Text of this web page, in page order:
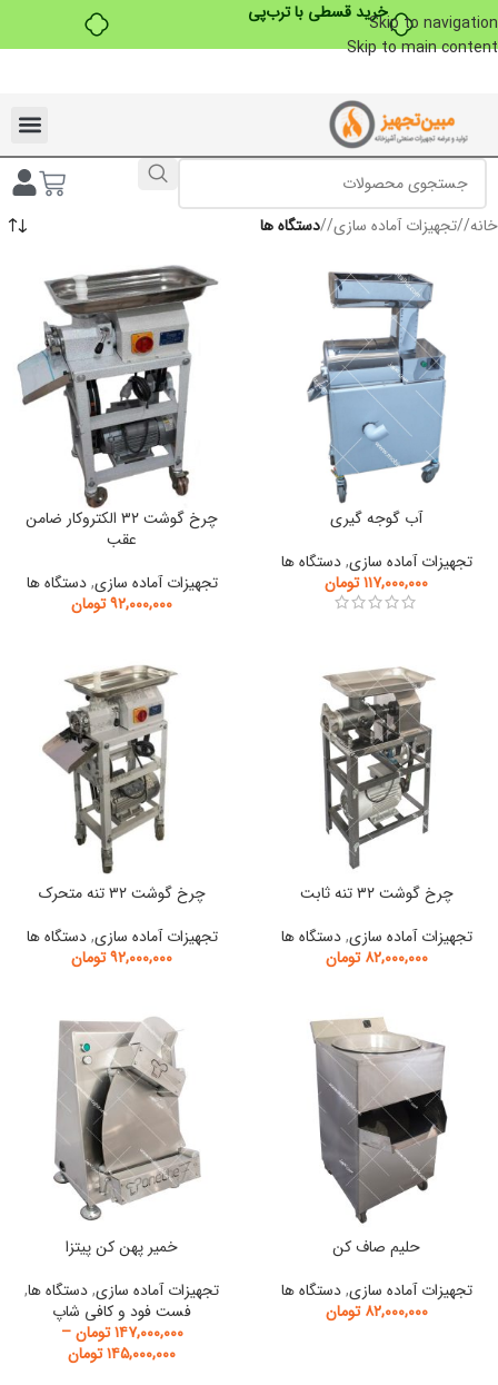
Skip to navigation
Skip to main contentتخفیفات ویژه به مناسبت ماه محرم
خانه/ تجهیزات آماده سازی/ دستگاه ها
آب گوجه گیری
تجهیزات آماده سازی, دستگاه ها
۱۱۷,۰۰۰,۰۰۰تومان
چرخ گوشت ۳۲ الکتروکار ضامن
عقب
تجهیزات آماده سازی, دستگاه ها
۹۲,۰۰۰,۰۰۰تومان
چرخ گوشت ۳۲ تنه ثابت
تجهیزات آماده سازی, دستگاه ها
۸۲,۰۰۰,۰۰۰ تومان
چرخ گوشت ۳۲ تنه متحرک
تجهیزات آماده سازی, دستگاه ها
۹۲,۰۰۰,۰۰۰تومان
حلیم صاف کن
تجهیزات آماده سازی, دستگاه ها
۸۲,۰۰۰,۰۰۰ تومان
خمیر پهن کن پیتزا
تجهیزات آماده سازی,دستگاه ها,
فست فود و کافی شاپ
۱۴۷,۰۰۰,۰۰۰ تومان –
۱۴۵,۰۰۰,۰۰۰تومان